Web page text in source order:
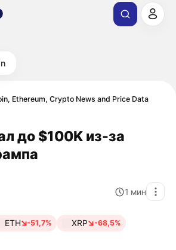
Ethereum, Crypto News and Price Data
до $100K из-за
1 мин
ETH -51,7% XRP -68,5%